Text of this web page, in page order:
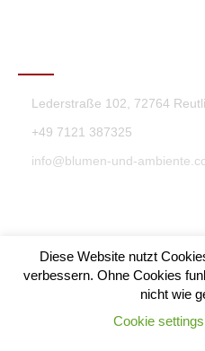
Lederstraße 102, 72764
+49 7121 387325
info@blumen-und-
Blumen & Ambiente
Diese Website nutzt
verbessern. Ohne Cookies
nicht wie
Cookie settings